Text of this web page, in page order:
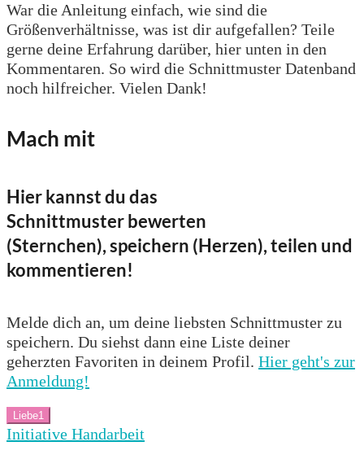
War die Anleitung einfach, wie sind die
Größenverhältnisse, was ist dir aufgefallen? Teile
gerne deine Erfahrung darüber, hier unten in den
Kommentaren. So wird die Schnittmuster Datenband
noch hilfreicher. Vielen Dank!
Mach mit
Hier kannst du das
Schnittmuster bewerten
(Sternchen), speichern (Herzen), teilen und
kommentieren!
Melde dich an, um deine liebsten Schnittmuster zu
speichern. Du siehst dann eine Liste deiner
geherzten Favoriten in deinem Profil. Hier geht's zur
Anmeldung!
Liebe1
Initiative Handarbeit